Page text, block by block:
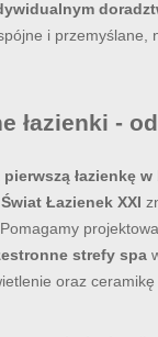
i przemyślane,
łazienki -
pierwszą łazienkę
Świat Łazienek XXI
strefy spa
oraz ceramikę